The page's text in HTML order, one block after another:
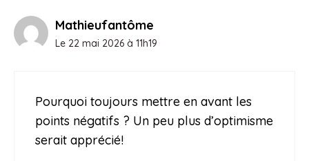
Mathieufantôme
Le 22 mai 2026 à 11h19
Pourquoi toujours mettre en avant les
points négatifs ? Un peu plus d’optimisme
serait apprécié!